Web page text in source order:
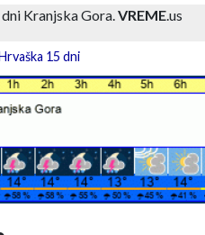
Kranjska Gora.VREME.us
15 dni